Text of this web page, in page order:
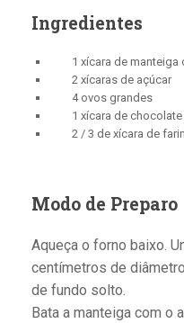
Ingredientes
1 xícara de manteiga
2 xícaras de açúcar
4 ovos grandes
1 xícara de
2 / 3 de xícara de
Modo de Preparo
Aqueça o forno baixo.
centímetros de
de fundo solto.
Bata a manteiga com o